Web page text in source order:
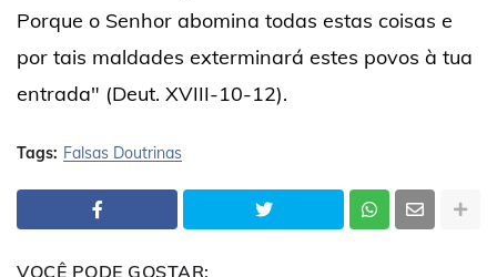
Porque o Senhor abomina todas estas coisas e
por tais maldades exterminará estes povos à tua
entrada" (Deut. XVIII-10-12).
Tags: Falsas Doutrinas
VOCÊ PODE GOSTAR: